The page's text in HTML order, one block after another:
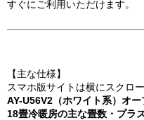
【主な仕様】
スマホ版サイトは横にスクロ
AY-U56V2（ホワイト系）オー
18畳冷暖房の主な畳数・プラ